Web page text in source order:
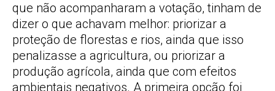
que não acompanharam a votação, tinham de
dizer o que achavam melhor: priorizar a
proteção de florestas e rios, ainda que isso
penalizasse a agricultura, ou priorizar a
produção agrícola, ainda que com efeitos
ambientais negativos. A primeira opção foi